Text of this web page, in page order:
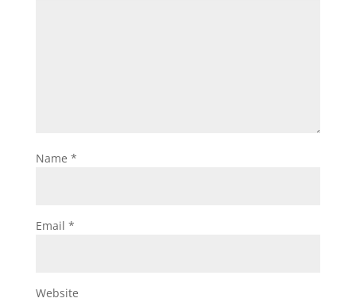
Name *
Email *
Website